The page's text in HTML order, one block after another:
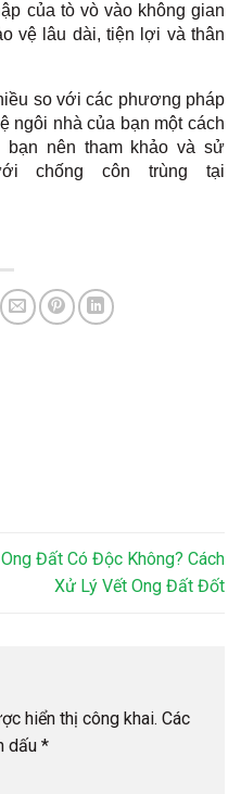
của tò vò vào không gian
vệ lâu dài, tiện lợi và thân
so với các phương pháp
ngôi nhà của bạn một cách
bạn nên tham khảo và sử
chống côn trùng tại
Ong Đất Có Độc Không? Cách
Xử Lý Vết Ong Đất Đốt
hiển thị công khai. Các
dấu *